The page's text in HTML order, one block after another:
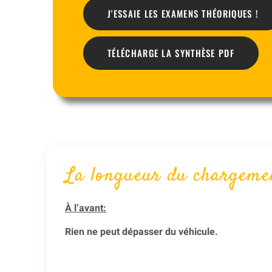
J'ESSAIE LES EXAMENS THÉORIQUES !
TÉLÉCHARGE LA SYNTHÈSE PDF
La longueur du
À l’avant:
Rien ne peut dépasser du véhicule.